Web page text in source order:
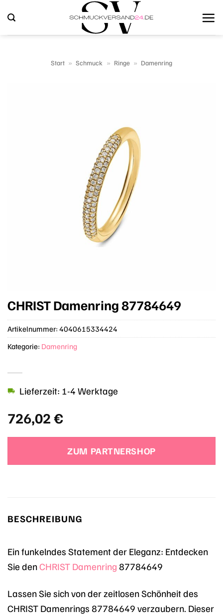
Inhalt
springen
Start » Schmuck » Ringe » Damenring
CHRIST Damenring 87784649
726,02€
Lieferzeit: 1-4 Werktage
ZUM PARTNERSHOP
Artikelnummer: 4040615334424
Kategorie: Damenring
BESCHREIBUNG
Ein funkelndes Statement der Eleganz: Entdecken
Sie denCHRIST Damenring 87784649
Lassen Sie sich von der zeitlosen Schönheit des
CHRIST Damenrings 87784649 verzaubern. Dieser